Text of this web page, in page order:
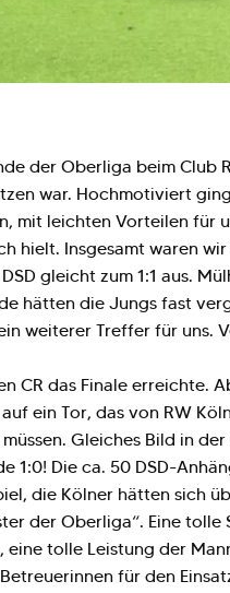
der Oberliga beim Club
war. Hochmotiviert
mit leichten Vorteilen für
hielt. Insgesamt waren
gleicht zum 1:1 aus.
hätten die Jungs fast
weiterer Treffer für uns.
CR das Finale erreichte.
ein Tor, das von RW
Gleiches Bild in
1:0! Die ca. 50 DSD-
die Kölner hätten sich
der Oberliga“. Eine tolle
eine tolle Leistung der
für den